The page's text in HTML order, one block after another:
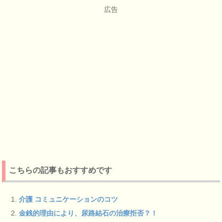
広告
こちらの記事もおすすめです
介護 コミュニケーションのコツ
金銭的理由により、尿路結石の治療拒否？！